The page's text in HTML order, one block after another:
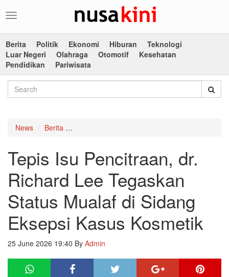
Toggle
Berita
Politik Ekonomi Hiburan
Teknologi
Luar Negeri
Olahraga Otomotif
Kesehatan
Pendidikan
Pariwisata
News Berita
Tepis Isu Pencitraan, dr.
Richard Lee Tegaskan
Status Mualaf di Sidang
Eksepsi Kasus Kosmetik
25 June 2026 19:40 By Admin